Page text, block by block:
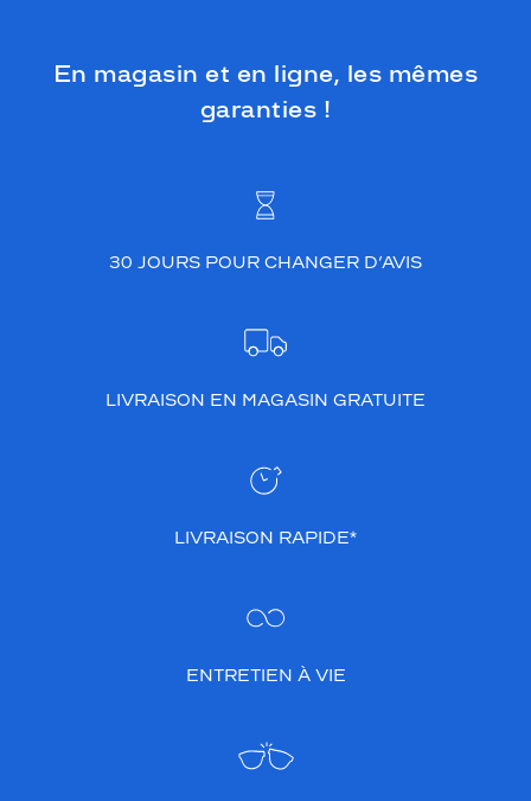
En magasin et en ligne, les mêmes
garanties !
30 JOURS POUR CHANGER D’AVIS
LIVRAISON EN MAGASIN GRATUITE
LIVRAISON RAPIDE*
ENTRETIEN À VIE